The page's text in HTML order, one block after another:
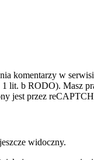
komentarzy w
lit. b RODO). Masz
jest przez
widoczny.